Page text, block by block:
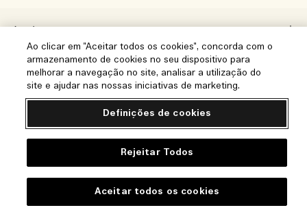
Ajuda
Perguntas frequentes
A minha encomenda
Informação de entrega
O meu perfil
Contacte-nos
Visite e Explore
Localizador de Lojas
Os nossos colaboradores e o nosso local de trabalho
A nossa prática sustentável
Glossário de Ingredientes
Privacidade e Termos
Termos de utilização
Ao clicar em "Aceitar todos os cookies", concorda com o
armazenamento de cookies no seu dispositivo para
melhorar a navegação no site, analisar a utilização do
site e ajudar nas nossas iniciativas de marketing.
Definições de cookies
Rejeitar Todos
Aceitar todos os cookies